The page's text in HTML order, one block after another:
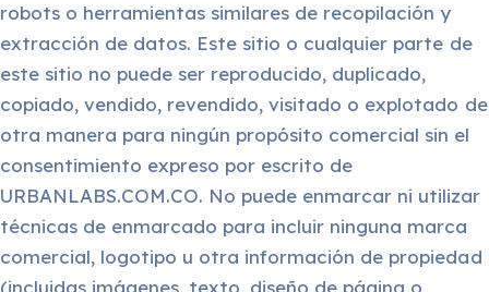
robots o herramientas similares de recopilación y
extracción de datos. Este sitio o cualquier parte de
este sitio no puede ser reproducido, duplicado,
copiado, vendido, revendido, visitado o explotado de
otra manera para ningún propósito comercial sin el
consentimiento expreso por escrito de
URBANLABS.COM.CO. No puede enmarcar ni utilizar
técnicas de enmarcado para incluir ninguna marca
comercial, logotipo u otra información de propiedad
(incluidas imágenes, texto, diseño de página o